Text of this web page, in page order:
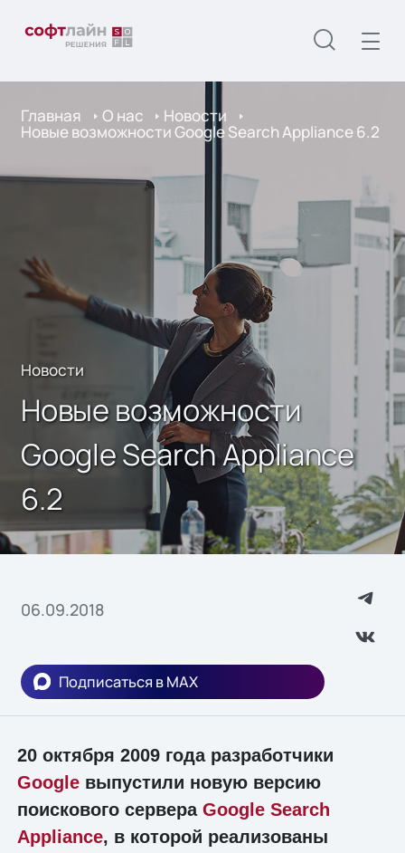
Главная О нас Новости
Новые возможности Google Search Appliance 6.2
Новости
Новые возможности
Google Search Appliance
6.2
06.09.2018
Подписаться в MAX
20 октября 2009 года разработчики
Googleвыпустили новую версию
поискового сервера Google Search
Appliance, в которой реализованы